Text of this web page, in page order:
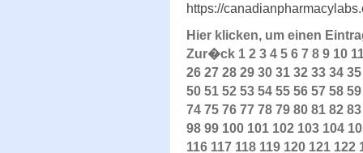
https://
Hier klicken, um einen
Zur�ck 1 2 3 4 5 6 7 8 9 10
26 27 28 29 30 31 32 33 34 35
50 51 52 53 54 55 56 57 58 59
74 75 76 77 78 79 80 81 82 83
98 99 100 101 102 103 104
116 117 118 119 120 121 122